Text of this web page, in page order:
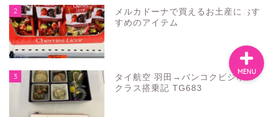
2
メルカドーナで買えるお土産におす
すめのアイテム
3
タイ航空 羽田→バンコクビジネス
クラス搭乗記 TG683
MENU